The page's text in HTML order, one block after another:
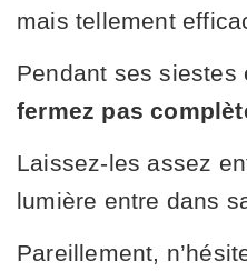
mais tellement
Pendant ses siestes
fermez pas
Laissez-les assez
lumière entre dans
Pareillement,